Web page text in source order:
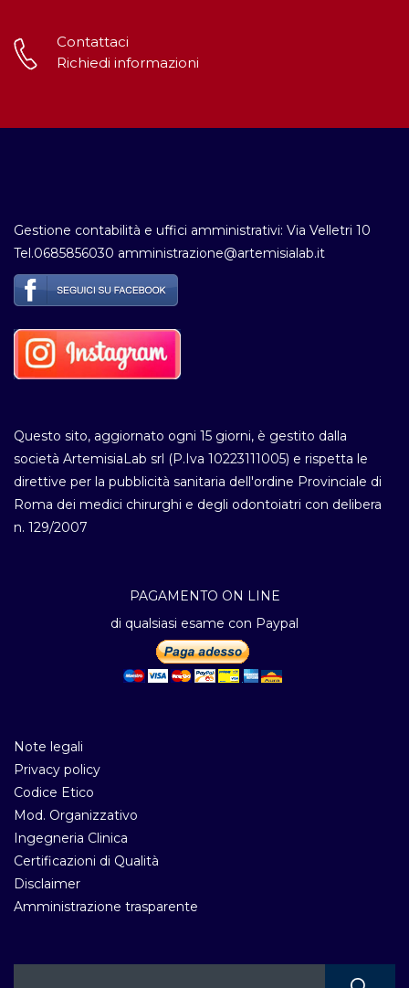
Contattaci
Richiedi informazioni
Gestione contabilità e uffici amministrativi: Via Velletri 10
Tel.0685856030 amministrazione@artemisialab.it
Questo sito, aggiornato ogni 15 giorni, è gestito dalla
società ArtemisiaLab srl (P.Iva 10223111005) e rispetta le
direttive per la pubblicità sanitaria dell'ordine Provinciale di
Roma dei medici chirurghi e degli odontoiatri con delibera
n. 129/2007
PAGAMENTO ON LINE
di qualsiasi esame con Paypal
Note legali
Privacy policy
Codice Etico
Mod. Organizzativo
Ingegneria Clinica
Certificazioni di Qualità
Disclaimer
Amministrazione trasparente